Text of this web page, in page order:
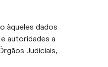
àqueles dados
autoridades a
Judiciais,